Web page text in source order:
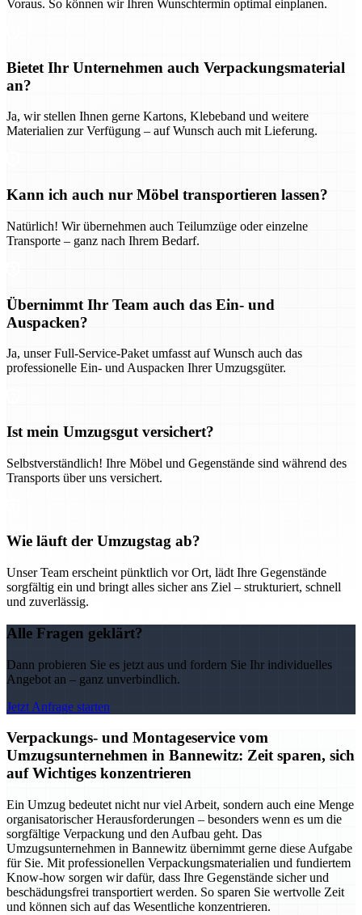
Voraus. So können wir Ihren Wunschtermin optimal einplanen.
Bietet Ihr Unternehmen auch Verpackungsmaterial
an?
Ja, wir stellen Ihnen gerne Kartons, Klebeband und weitere
Materialien zur Verfügung – auf Wunsch auch mit Lieferung.
Kann ich auch nur Möbel transportieren lassen?
Natürlich! Wir übernehmen auch Teilumzüge oder einzelne
Transporte – ganz nach Ihrem Bedarf.
Übernimmt Ihr Team auch das Ein- und
Auspacken?
Ja, unser Full-Service-Paket umfasst auf Wunsch auch das
professionelle Ein- und Auspacken Ihrer Umzugsgüter.
Ist mein Umzugsgut versichert?
Selbstverständlich! Ihre Möbel und Gegenstände sind während des
Transports über uns versichert.
Wie läuft der Umzugstag ab?
Unser Team erscheint pünktlich vor Ort, lädt Ihre Gegenstände
sorgfältig ein und bringt alles sicher ans Ziel – strukturiert, schnell
und zuverlässig.
Alle Fragen geklärt?
Dann probieren Sie es jetzt aus und fordern Sie Ihr individuelles
Angebot an – ganz unverbindlich.
Jetzt Anfrage starten
Verpackungs- und Montageservice vom
Umzugsunternehmen in Bannewitz: Zeit sparen, sich
auf Wichtiges konzentrieren
Ein Umzug bedeutet nicht nur viel Arbeit, sondern auch eine Menge
organisatorischer Herausforderungen – besonders wenn es um die
sorgfältige Verpackung und den Aufbau geht. Das
Umzugsunternehmen in Bannewitz übernimmt gerne diese Aufgabe
für Sie. Mit professionellen Verpackungsmaterialien und fundiertem
Know-how sorgen wir dafür, dass Ihre Gegenstände sicher und
beschädungsfrei transportiert werden. So sparen Sie wertvolle Zeit
und können sich auf das Wesentliche konzentrieren.